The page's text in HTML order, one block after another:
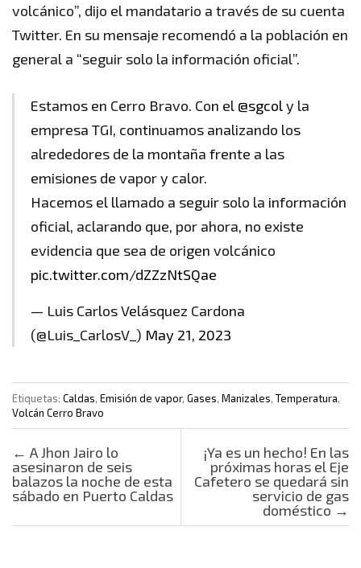
volcánico”, dijo el mandatario a través de su cuenta
Twitter. En su mensaje recomendó a la población en
general a “seguir solo la información oficial”.
Estamos en Cerro Bravo. Con el @sgcoly la
empresa TGI, continuamos analizando los
alrededores de la montaña frente a las
emisiones de vapor y calor.
Hacemos el llamado a seguir solo la información
oficial, aclarando que, por ahora, no existe
evidencia que sea de origen volcánico
pic.twitter.com/dZZzNtSQae
— Luis Carlos Velásquez Cardona
(@Luis_CarlosV_) May 21, 2023
Etiquetas: Caldas, Emisión de vapor, Gases, Manizales, Temperatura,
Volcán Cerro Bravo
Post navigation
← A Jhon Jairo lo
asesinaron de seis
balazos la noche de esta
sábado en Puerto Caldas
¡Ya es un hecho! En las
próximas horas el Eje
Cafetero se quedará sin
servicio de gas
doméstico →